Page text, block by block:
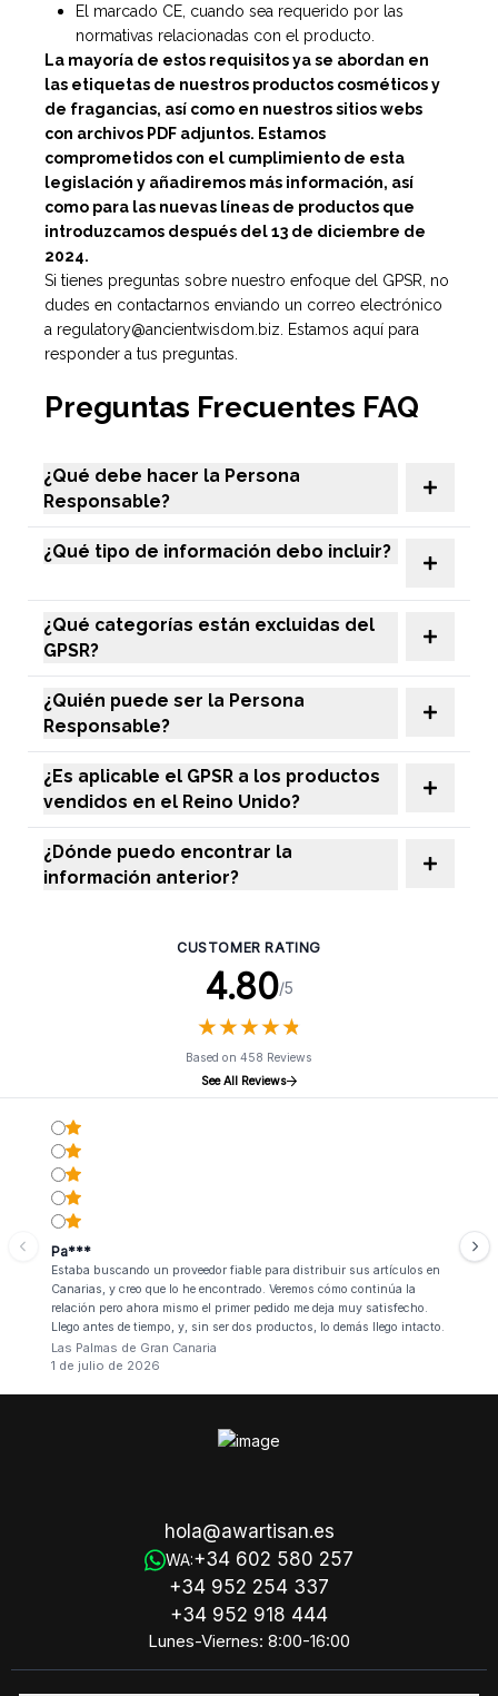
El marcado CE, cuando sea requerido por las
normativas relacionadas con el producto.
La mayoría de estos requisitos ya se abordan en
las etiquetas de nuestros productos cosméticos y
de fragancias, así como en nuestros sitios webs
con archivos PDF adjuntos. Estamos
comprometidos con el cumplimiento de esta
legislación y añadiremos más información, así
como para las nuevas líneas de productos que
introduzcamos después del 13 de diciembre de
2024.
Si tienes preguntas sobre nuestro enfoque del GPSR, no
dudes en contactarnos enviando un correo electrónico
a regulatory@ancientwisdom.biz . Estamos aquí para
responder a tus preguntas.
Preguntas Frecuentes FAQ
¿Qué debe hacer la Persona
Responsable?
¿Qué tipo de información debo incluir?
¿Qué categorías están excluidas del
GPSR?
¿Quién puede ser la Persona
Responsable?
¿Es aplicable el GPSR a los productos
vendidos en el Reino Unido?
¿Dónde puedo encontrar la
información anterior?
CUSTOMER RATING
4.80/5
★★★★★
★★★★★
Based on 458 Reviews
See All Reviews
Pa***
Estaba buscando un proveedor fiable para distribuir sus artículos en
Canarias, y creo que lo he encontrado. Veremos cómo continúa la
relación pero ahora mismo el primer pedido me deja muy satisfecho.
Llego antes de tiempo, y, sin ser dos productos, lo demás llego intacto.
Las Palmas de Gran Canaria
1 de julio de 2026
hola@awartisan.es
WA:+34 602 580 257
+34 952 254 337
+34 952 918 444
Lunes-Viernes: 8:00-16:00